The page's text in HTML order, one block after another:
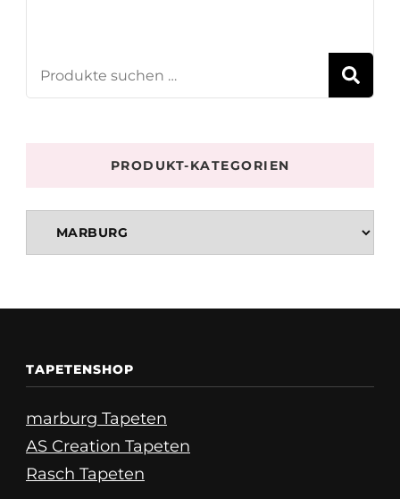
PRODUKT-KATEGORIEN
TAPETENSHOP
marburg Tapeten
AS Creation Tapeten
Rasch Tapeten